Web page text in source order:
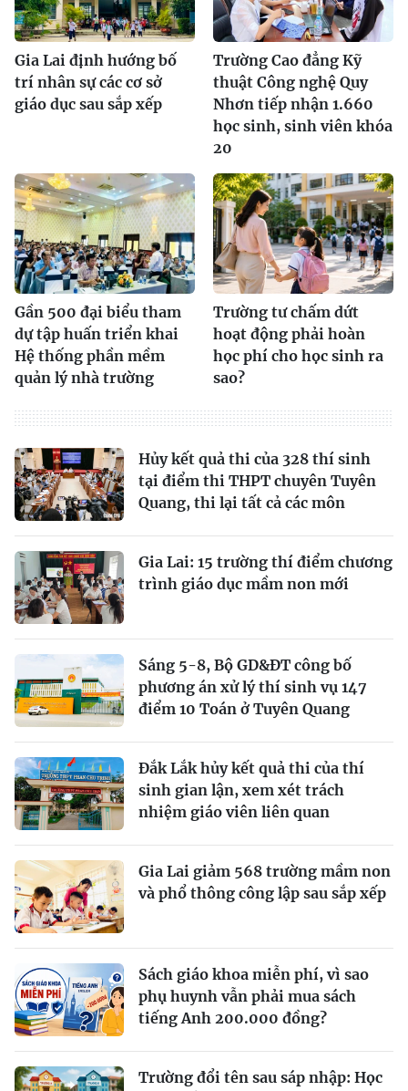
Gia Lai định hướng bố
trí nhân sự các cơ sở
giáo dục sau sắp xếp
Trường Cao đẳng Kỹ
thuật Công nghệ Quy
Nhơn tiếp nhận 1.660
học sinh, sinh viên khóa
20
Gần 500 đại biểu tham
dự tập huấn triển khai
Hệ thống phần mềm
quản lý nhà trường
Trường tư chấm dứt
hoạt động phải hoàn
học phí cho học sinh ra
sao?
Hủy kết quả thi của 328 thí sinh
tại điểm thi THPT chuyên Tuyên
Quang, thi lại tất cả các môn
Gia Lai: 15 trường thí điểm chương
trình giáo dục mầm non mới
Sáng 5-8, Bộ GD&ĐT công bố
phương án xử lý thí sinh vụ 147
điểm 10 Toán ở Tuyên Quang
Đắk Lắk hủy kết quả thi của thí
sinh gian lận, xem xét trách
nhiệm giáo viên liên quan
Gia Lai giảm 568 trường mầm non
và phổ thông công lập sau sắp xếp
Sách giáo khoa miễn phí, vì sao
phụ huynh vẫn phải mua sách
tiếng Anh 200.000 đồng?
Trường đổi tên sau sáp nhập: Học